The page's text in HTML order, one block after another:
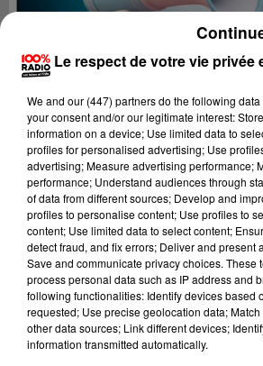
Lecture (2 min 23 sec)
100%
100% Radio les infos des Hautes-
Le respect de votre vie privée
We and our (447) partnersdo the following
your consent and/or our legitimate interest:
information on a device; Use limited data to
profiles for personalised advertising; Use
advertising; Measure advertising performance;
performance; Understand audiences through
of data from different sources; Develop and
profiles to personalise content; Use profiles to
content; Use limited data to select content;
detect fraud, and fix errors; Deliver and present
Save and communicate privacy choices. These
process personal data such as IP address and
following functionalities: Identify devices based
requested; Use precise geolocation data;
other data sources; Link different devices;
information transmitted automatically.